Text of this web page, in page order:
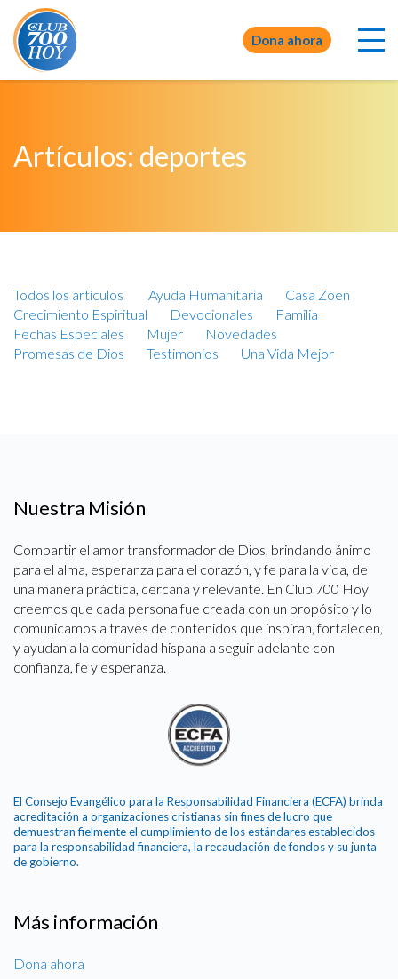
Dona ahora
Artículos: deportes
Todos los artículos Ayuda Humanitaria
Casa Zoen
Crecimiento Espiritual
Devocionales
Familia
Fechas Especiales
Mujer
Novedades
Promesas de Dios
Testimonios Una Vida Mejor
Nuestra Misión
Compartir el amor transformador de Dios, brindando ánimo
para el alma, esperanza para el corazón, y fe para la vida, de
una manera práctica, cercana y relevante. En Club 700 Hoy
creemos que cada persona fue creada con un propósito y lo
comunicamos a través de contenidos que inspiran, fortalecen,
y ayudan a la comunidad hispana a seguir adelante con
confianza, fe y esperanza.
El Consejo Evangélico para la Responsabilidad Financiera (ECFA) brinda
acreditación a organizaciones cristianas sin fines de lucro que
demuestran fielmente el cumplimiento de los estándares establecidos
para la responsabilidad financiera, la recaudación de fondos y su junta
de gobierno.
Más información
Dona ahora